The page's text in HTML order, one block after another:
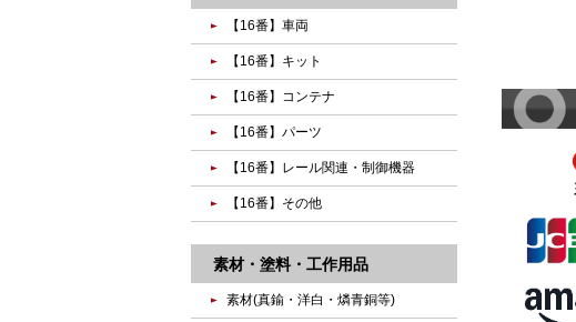
【16番】車両
【16番】キット
【16番】コンテナ
【16番】パーツ
【16番】レール関連・制御機器
【16番】その他
素材・塗料・工作用品
素材(真鍮・洋白・燐青銅等)